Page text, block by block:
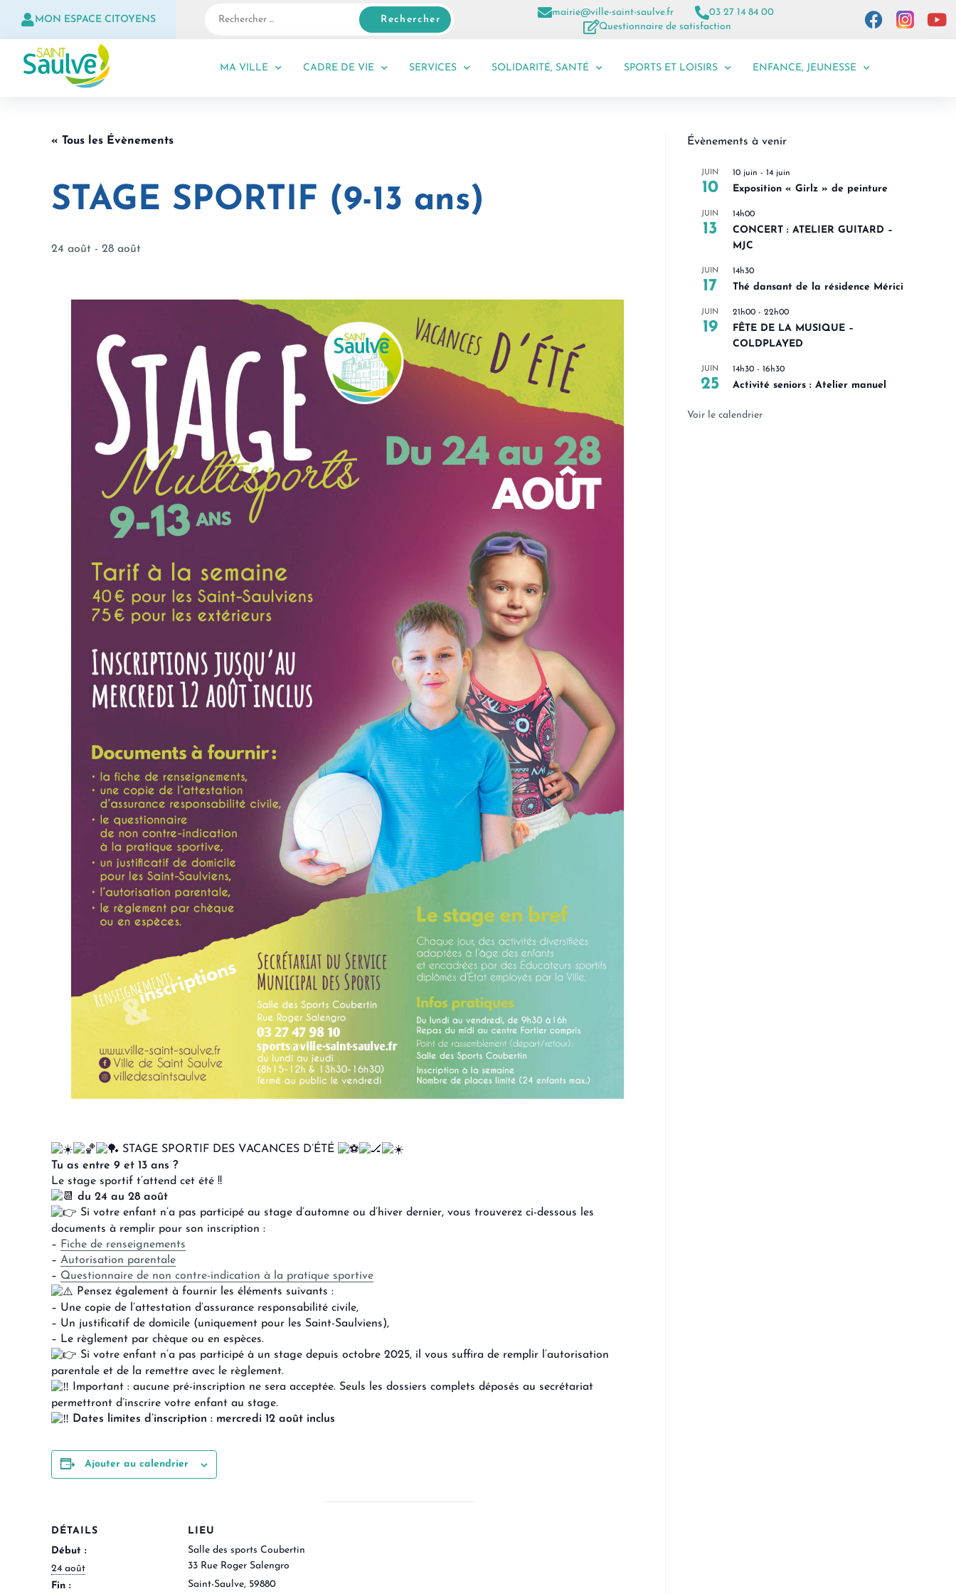
MON ESPACE CITOYENS Rechercher
mairie@ville-saint-saulve.fr
03 27 14 84 00
Questionnaire de satisfaction
MA VILLE CADRE DE VIE SERVICES SOLIDARITÉ, SANTÉ SPORTS ET LOISIRS ENFANCE, JEUNESSE
« Tous les Évènements
STAGE SPORTIF (9-13 ans)
24 août - 28 août
STAGE SPORTIF DES VACANCES D’ÉTÉ
Tu as entre 9 et 13 ans ?
Le stage sportif t’attend cet été !!
du 24 au 28 août
Si votre enfant n’a pas participé au stage d’automne ou d’hiver dernier, vous trouverez ci-dessous les
documents à remplir pour son inscription :
– Fiche de renseignements
– Autorisation parentale
– Questionnaire de non contre-indication à la pratique sportive
Pensez également à fournir les éléments suivants :
– Une copie de l’attestation d’assurance responsabilité civile,
– Un justificatif de domicile (uniquement pour les Saint-Saulviens),
– Le règlement par chèque ou en espèces.
Si votre enfant n’a pas participé à un stage depuis octobre 2025, il vous suffira de remplir l’autorisation
parentale et de la remettre avec le règlement.
Important : aucune pré-inscription ne sera acceptée. Seuls les dossiers complets déposés au secrétariat
permettront d’inscrire votre enfant au stage.
Dates limites d’inscription : mercredi 12 août inclus
Ajouter au calendrier
DÉTAILS
Début :
24 août
Fin :
LIEU
Salle des sports Coubertin
33 Rue Roger Salengro
Saint-Saulve, 59880
Évènements à venir
JUIN
10
10 juin - 14 juin
Exposition « Girlz » de peinture
JUIN
13
14h00
CONCERT : ATELIER GUITARD –
MJC
JUIN
17
14h30
Thé dansant de la résidence Mérici
JUIN
19
21h00 - 22h00
FÊTE DE LA MUSIQUE –
COLDPLAYED
JUIN
25
14h30 - 16h30
Activité seniors : Atelier manuel
Voir le calendrier